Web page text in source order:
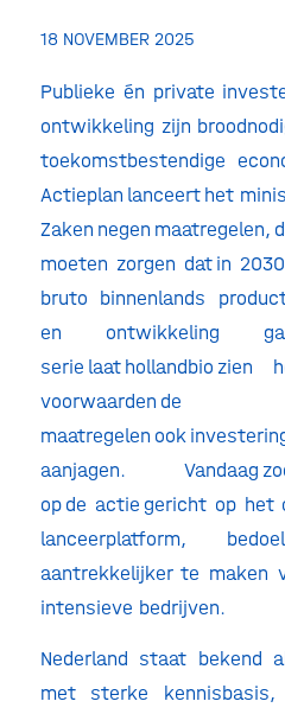
18 NOVEMBER 2025
Publieke én private
ontwikkeling zijn
toekomstbestendige
Actieplan lanceert het
Zaken negen
moeten zorgen dat in
bruto binnenlands
en ontwikkeling
serie laat hollandbio
maatregelen ook
aanjagen.
op de actie gericht op het
lanceerplatform,
aantrekkelijker te maken
intensieve bedrijven.
Nederland staat bekend
met sterke